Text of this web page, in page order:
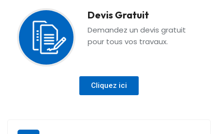
Devis Gratuit
Demandez un devis gratuit
pour tous vos travaux.
Cliquez ici